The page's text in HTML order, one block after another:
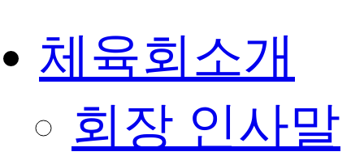
체육회소개
회장 인사말